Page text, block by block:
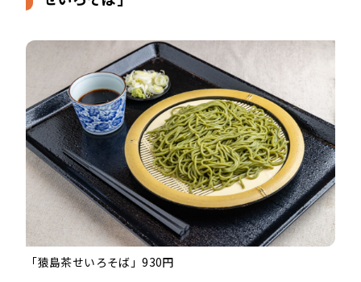
「猿島茶せいろそば」930円